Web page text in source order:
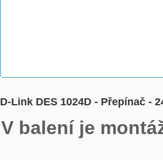
D-Link DES 1024D - Přepínač -
V balení je